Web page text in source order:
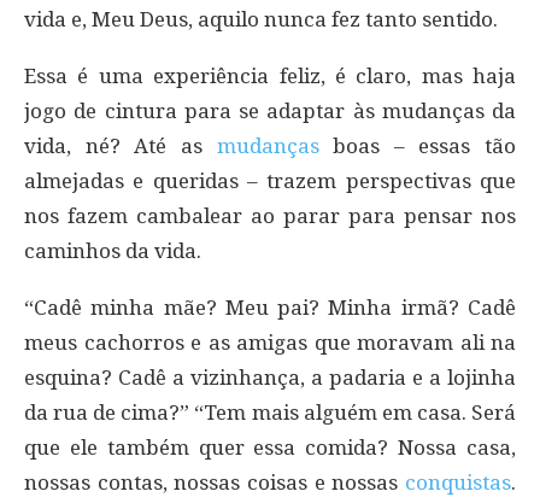
vida e, Meu Deus, aquilo nunca fez tanto sentido.
Essa é uma experiência feliz, é claro, mas haja
jogo de cintura para se adaptar às mudanças da
vida, né? Até as mudançasboas – essas tão
almejadas e queridas – trazem perspectivas que
nos fazem cambalear ao parar para pensar nos
caminhos da vida.
“Cadê minha mãe? Meu pai? Minha irmã? Cadê
meus cachorros e as amigas que moravam ali na
esquina? Cadê a vizinhança, a padaria e a lojinha
da rua de cima?” “Tem mais alguém em casa. Será
que ele também quer essa comida? Nossa casa,
nossas contas, nossas coisas e nossas conquistas.